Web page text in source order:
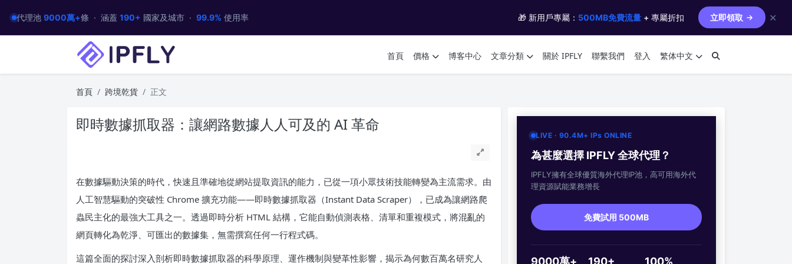
代理池 9000萬+條 · 涵蓋 190+ 國家及城市 · 99.9% 使用率 🎁 新用戶專屬： 500MB免費流量 + 專屬折扣 立即領取 ✕
首頁 價格 博客中心 文章分類 關於 IPFLY 聯繫我們 登入 繁体中文
首頁 跨境乾貨 正文
即時數據抓取器：讓網路數據人人可及的 AI 革命
在數據驅動決策的時代，快速且準確地從網站提取資訊的能力，已從一項小眾技術技能轉變為主流需求。由
人工智慧驅動的突破性 Chrome 擴充功能——即時數據抓取器（Instant Data Scraper），已成為讓網路爬
蟲民主化的最強大工具之一。透過即時分析 HTML 結構，它能自動偵測表格、清單和重複模式，將混亂的
網頁轉化為乾淨、可匯出的數據集，無需撰寫任何一行程式碼。
這篇全面的探討深入剖析即時數據抓取器的科學原理、運作機制與變革性影響，揭示為何數百萬名研究人
LIVE · 90.4M+ IPs ONLINE
為甚麼選擇 IPFLY 全球代理？
IPFLY擁有全球優質海外代理IP池，高可用海外代
理資源賦能業務增長
免費試用 500MB
9000萬+ 190+ 100%